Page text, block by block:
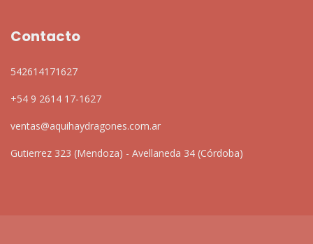
Contacto
542614171627
+54 9 2614 17-1627
ventas@aquihaydragones.com.ar
Gutierrez 323 (Mendoza) - Avellaneda 34 (Córdoba)